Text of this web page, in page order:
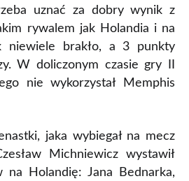
uznać za dobry wynik z
rywalem jak Holandia i na
niewiele brakło, a 3 punkty
W doliczonym czasie gry II
nie wykorzystał Memphis
jaka wybiegał na mecz
Michniewicz wystawił
na Holandię: Jana Bednarka,